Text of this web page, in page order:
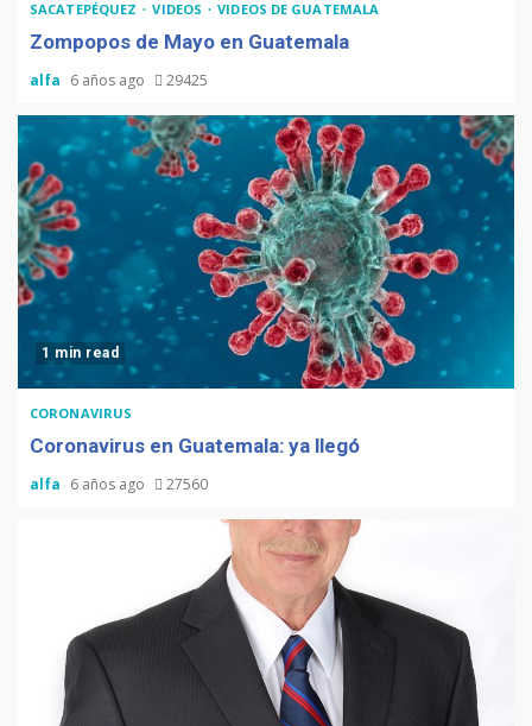
SACATEPÉQUEZ VIDEOS VIDEOS DE GUATEMALA
Zompopos de Mayo en Guatemala
alfa 6 años ago 29425
1 min read
CORONAVIRUS
Coronavirus en Guatemala: ya llegó
alfa 6 años ago 27560